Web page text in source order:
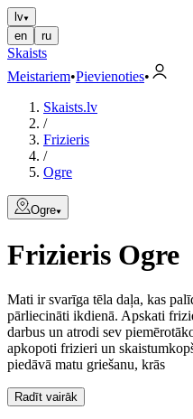
lv
en
ru
Skaists
Meistariem•Pievienoties•
Skaists.lv
/
Frizieris
/
Ogre
Ogre
Frizieris Ogre
Mati ir svarīga tēla daļa, kas
pārliecināti ikdienā. Apskati
darbus un atrodi sev
apkopoti frizieri un
piedāvā matu griešanu, krās
Radīt vairāk